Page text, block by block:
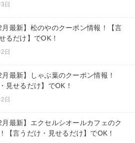
日
月最新】松のやのクーポン情報！【言
るだけ】でOK！
日
月最新】しゃぶ葉のクーポン情報！
見せるだけ】でOK！
日
月最新】エクセルシオールカフェのク
【言うだけ・見せるだけ】でOK！